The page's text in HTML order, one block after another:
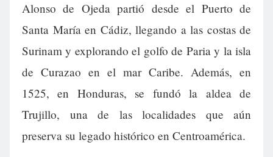
Alonso de Ojeda partió desde el Puerto de
Santa María en Cádiz, llegando a las costas de
Surinam y explorando el golfo de Paria y la isla
de Curazao en el mar Caribe. Además, en
1525, en Honduras, se fundó la aldea de
Trujillo, una de las localidades que aún
preserva su legado histórico en Centroamérica.